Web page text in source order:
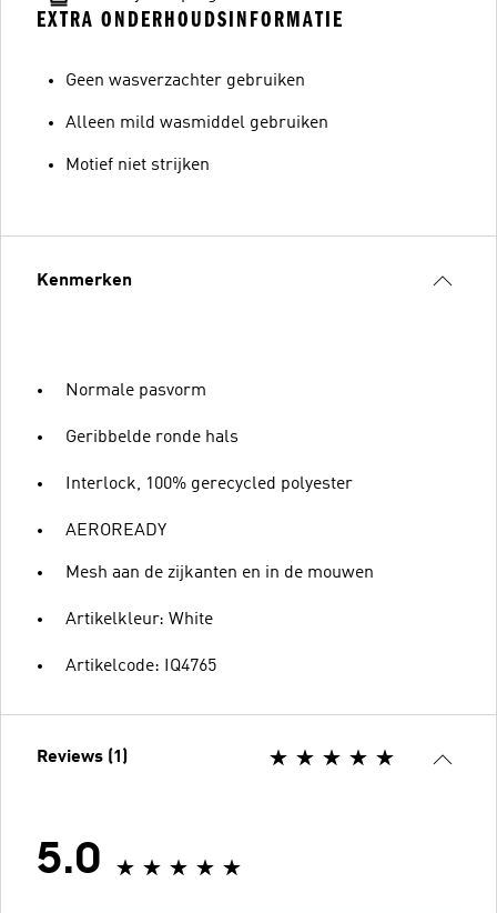
EXTRA ONDERHOUDSINFORMATIE
Geen wasverzachter gebruiken
Alleen mild wasmiddel gebruiken
Motief niet strijken
Kenmerken
Normale pasvorm
Geribbelde ronde hals
Interlock, 100% gerecycled polyester
AEROREADY
Mesh aan de zijkanten en in de mouwen
Artikelkleur: White
Artikelcode: IQ4765
Reviews (1)
5.0